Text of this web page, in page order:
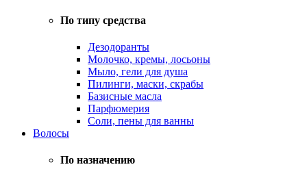
По типу средства
Дезодоранты
Молочко, кремы, лосьоны
Мыло, гели для душа
Пилинги, маски, скрабы
Базисные масла
Парфюмерия
Соли, пены для ванны
Волосы
По назначению